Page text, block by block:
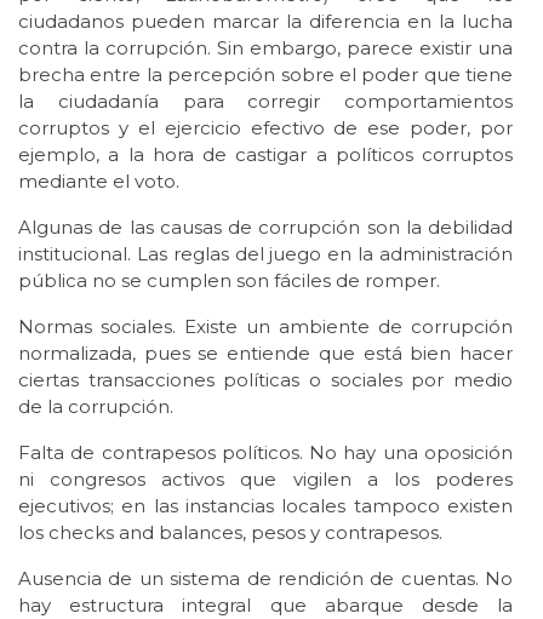
ciudadanos pueden marcar la diferencia en la lucha
contra la corrupción. Sin embargo, parece existir una
brecha entre la percepción sobre el poder que tiene
la ciudadanía para corregir comportamientos
corruptos y el ejercicio efectivo de ese poder, por
ejemplo, a la hora de castigar a políticos corruptos
mediante el voto.
Algunas de las causas de corrupción son la debilidad
institucional. Las reglas del juego en la administración
pública no se cumplen son fáciles de romper.
Normas sociales. Existe un ambiente de corrupción
normalizada, pues se entiende que está bien hacer
ciertas transacciones políticas o sociales por medio
de la corrupción.
Falta de contrapesos políticos. No hay una oposición
ni congresos activos que vigilen a los poderes
ejecutivos; en las instancias locales tampoco existen
los checks and balances, pesos y contrapesos.
Ausencia de un sistema de rendición de cuentas. No
hay estructura integral que abarque desde la